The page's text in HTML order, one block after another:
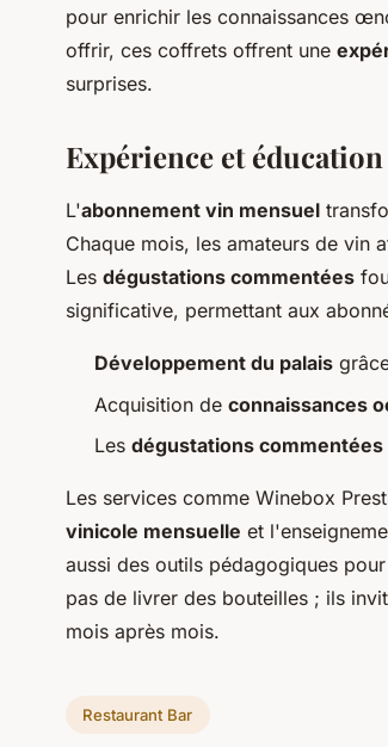
pour enrichir les connaissances
offrir, ces coffrets offrent une
surprises.
Expérience et
L'abonnement vin mensuel
Chaque mois, les amateurs de vin
Les dégustations commentées
significative, permettant aux
Développement du palais
Acquisition de connaissances
Les dégustations commentées
Les services comme Winebox
vinicole mensuelle et
aussi des outils pédagogiques pour
pas de livrer des bouteilles ; ils
mois après mois.
Restaurant Bar